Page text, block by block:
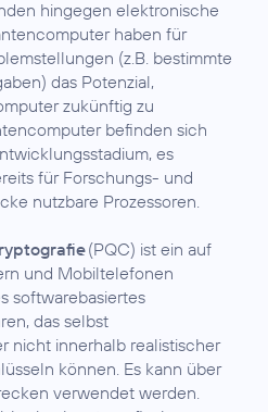
hingegen elektronische
haben für
(z.B. bestimmte
das Potenzial,
zukünftig zu
befinden sich
es
für Forschungs- und
nutzbare Prozessoren.
(PQC) ist ein auf
und Mobiltelefonen
softwarebasiertes
das selbst
nicht innerhalb realistischer
können. Es kann über
verwendet werden.